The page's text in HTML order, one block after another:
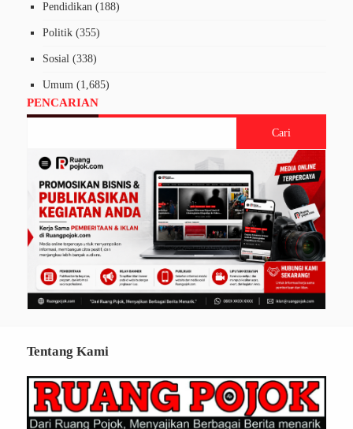
Pendidikan (188)
Politik (355)
Sosial (338)
Umum (1,685)
PENCARIAN
Tentang Kami